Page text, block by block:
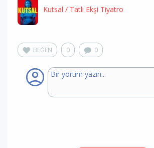
Kutsal / Tatlı Ekşi Tiyatro
BEĞEN 0 0